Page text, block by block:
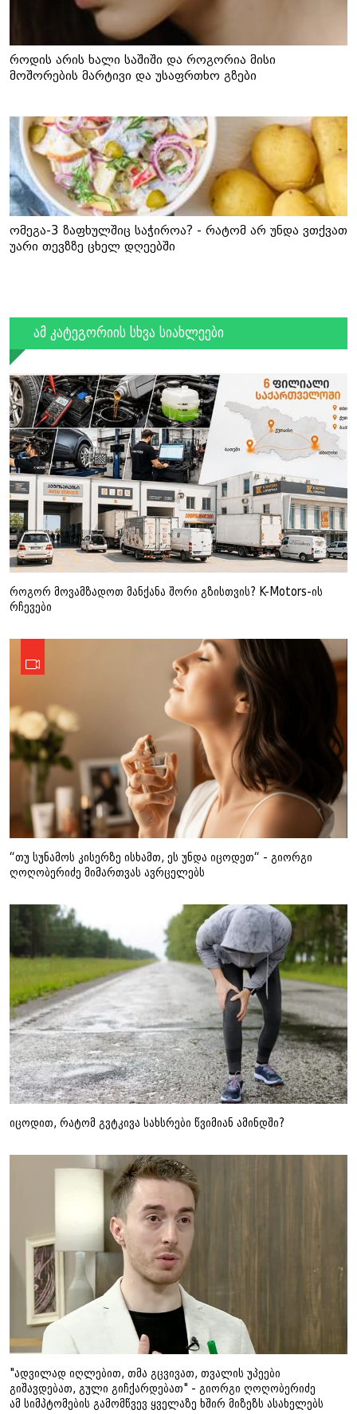
როდის არის ხალი საშიში და როგორია მისი
მოშორების მარტივი და უსაფრთხო გზები
ომეგა-3 ზაფხულშიც საჭიროა? - რატომ არ უნდა ვთქვათ
უარი თევზზე ცხელ დღეებში
ამ კატეგორიის სხვა სიახლეები
როგორ მოვამზადოთ მანქანა შორი გზისთვის? K-Motors-ის
რჩევები
“თუ სუნამოს კისერზე ისხამთ, ეს უნდა იცოდეთ“ - გიორგი
ღოღობერიძე მიმართვას ავრცელებს
იცოდით, რატომ გვტკივა სახსრები წვიმიან ამინდში?
"ადვილად იღლებით, თმა გცვივათ, თვალის უპეები
გიშავდებათ, გული გიჩქარდებათ" - გიორგი ღოღობერიძე
ამ სიმპტომების გამომწვევ ყველაზე ხშირ მიზეზს ასახელებს